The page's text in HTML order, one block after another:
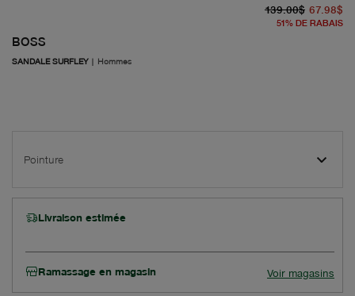
BOSS
SANDALE SURFLEY| Hommes
139.00$ 67.98$
51% DE RABAIS
Pointure
Livraison estimée
Ramassage en magasin Voir magasins